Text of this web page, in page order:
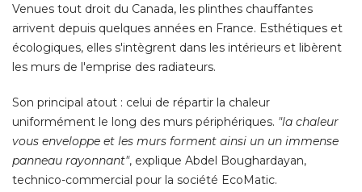
Venues tout droit du Canada, les plinthes chauffantes
arrivent depuis quelques années en France. Esthétiques et
écologiques, elles s'intègrent dans les intérieurs et libèrent
les murs de l'emprise des radiateurs.
Son principal atout : celui de répartir la chaleur
uniformément le long des murs périphériques. "la chaleur
vous enveloppe et les murs forment ainsi un un immense
panneau rayonnant", explique Abdel Boughardayan,
technico-commercial pour la société EcoMatic.